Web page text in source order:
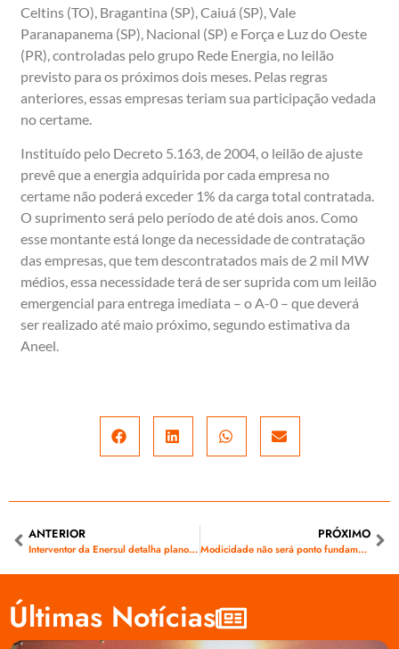
Celtins (TO), Bragantina (SP), Caiuá (SP), Vale
Paranapanema (SP), Nacional (SP) e Força e Luz do Oeste
(PR), controladas pelo grupo Rede Energia, no leilão
previsto para os próximos dois meses. Pelas regras
anteriores, essas empresas teriam sua participação vedada
no certame.
Instituído pelo Decreto 5.163, de 2004, o leilão de ajuste
prevê que a energia adquirida por cada empresa no
certame não poderá exceder 1% da carga total contratada.
O suprimento será pelo período de até dois anos. Como
esse montante está longe da necessidade de contratação
das empresas, que tem descontratados mais de 2 mil MW
médios, essa necessidade terá de ser suprida com um leilão
emergencial para entrega imediata – o A-0 – que deverá
ser realizado até maio próximo, segundo estimativa da
Aneel.
ANTERIOR
Interventor da Enersul detalha plano de investimentos a Jerson Domingos
PRÓXIMO
Modicidade não será ponto fundamental da renovação de distribuidoras, diz Hubner
Últimas Notícias